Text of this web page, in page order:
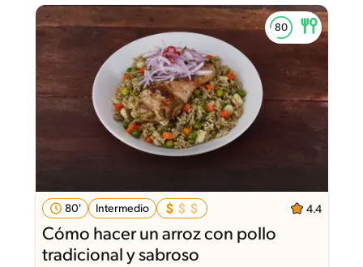
80' Intermedio 4.4
Cómo hacer un arroz con pollo
tradicional y sabroso